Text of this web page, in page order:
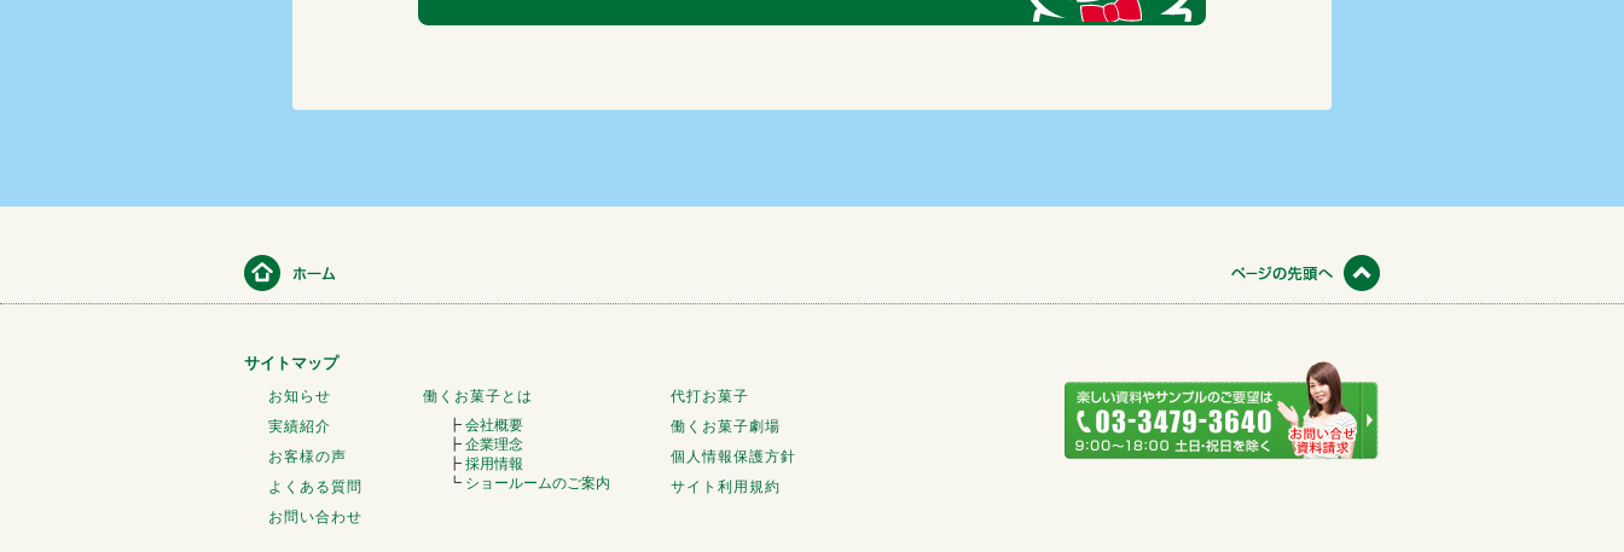
サイトマップ
お知らせ
実績紹介
お客様の声
よくある質問
お問い合わせ
働くお菓子とは
┣ 会社概要
┣ 企業理念
┣ 採用情報
┗ ショールームのご案内
代打お菓子
働くお菓子劇場
個人情報保護方針
サイト利用規約